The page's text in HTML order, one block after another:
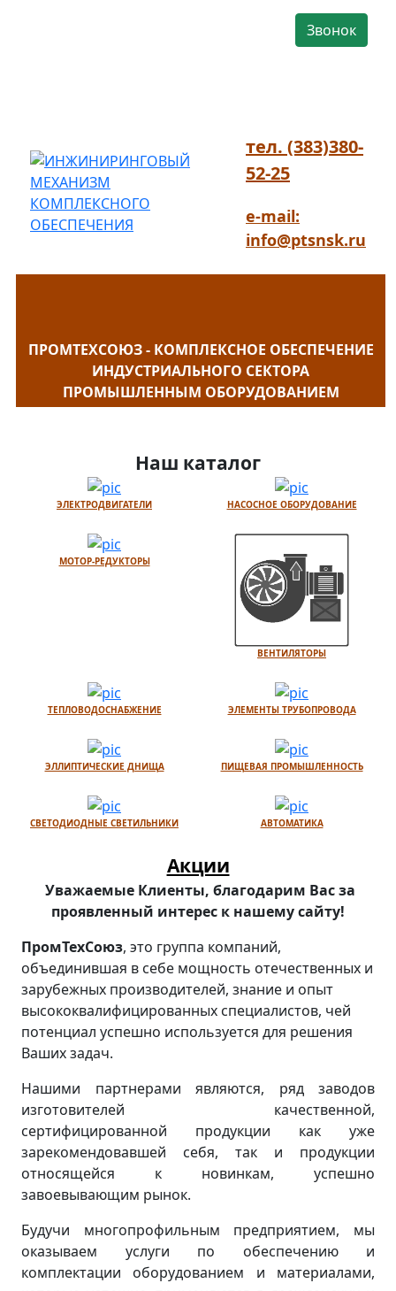
Звонок
тел. (383)380-
52-25
e-mail:
info@ptsnsk.ru
ПРОМТЕХСОЮЗ - КОМПЛЕКСНОЕ ОБЕСПЕЧЕНИЕ
ИНДУСТРИАЛЬНОГО СЕКТОРА
ПРОМЫШЛЕННЫМ ОБОРУДОВАНИЕМ
Наш каталог
ЭЛЕКТРОДВИГАТЕЛИ НАСОСНОЕ ОБОРУДОВАНИЕ
МОТОР-РЕДУКТОРЫ
ВЕНТИЛЯТОРЫ
ТЕПЛОВОДОСНАБЖЕНИЕ ЭЛЕМЕНТЫ ТРУБОПРОВОДА
ЭЛЛИПТИЧЕСКИЕ ДНИЩА ПИЩЕВАЯ ПРОМЫШЛЕННОСТЬ
СВЕТОДИОДНЫЕ СВЕТИЛЬНИКИ АВТОМАТИКА
Акции
Уважаемые Клиенты, благодарим Вас за
проявленный интерес к нашему сайту!
ПромТехСоюз, это группа компаний,
объединившая в себе мощность отечественных и
зарубежных производителей, знание и опыт
высококвалифицированных специалистов, чей
потенциал успешно используется для решения
Ваших задач.
Нашими партнерами являются, ряд заводов
изготовителей качественной,
сертифицированной продукции как уже
зарекомендовавшей себя, так и продукции
относящейся к новинкам, успешно
завоевывающим рынок.
Будучи многопрофильным предприятием, мы
оказываем услуги по обеспечению и
комплектации оборудованием и материалами,